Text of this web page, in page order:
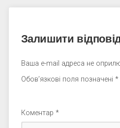
Залишити
Ваша e-mail адреса не
Обов’язкові поля позначені *
Коментар *